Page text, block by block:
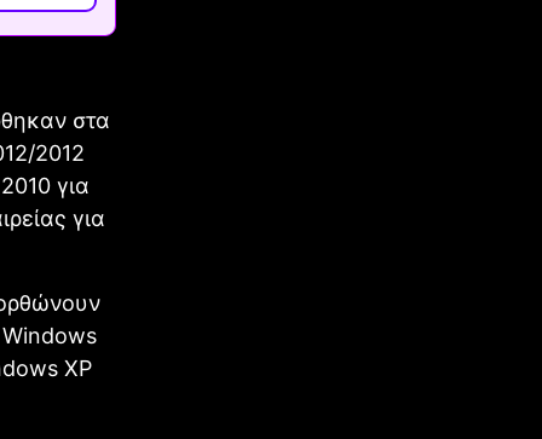
στα
2012
για
για
Windows
XP